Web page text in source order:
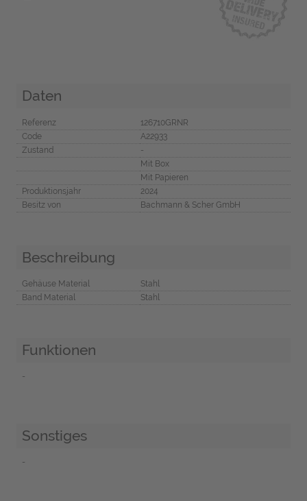
Daten
Referenz
126710GRNR
Code
A22933
Zustand
-
Mit Box
Mit Papieren
Produktionsjahr
2024
Besitz von
Bachmann & Scher GmbH
Beschreibung
Gehäuse Material
Stahl
Band Material
Stahl
Funktionen
-
Sonstiges
-